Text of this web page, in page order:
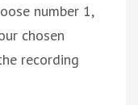
number 1,
chosen
recording